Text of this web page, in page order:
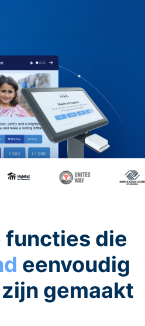
functies die
eenvoudig
gemaakt